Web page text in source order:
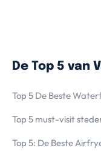
De Top 5 van
Top 5 De Beste
Top 5 must-visit
Top 5: De Beste